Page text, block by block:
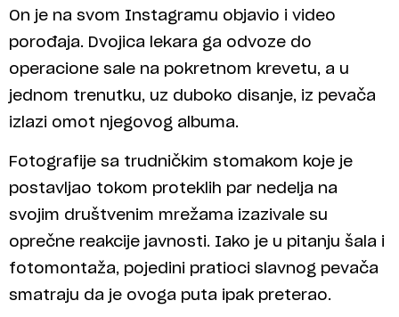
On je na svom Instagramu objavio i video
porođaja. Dvojica lekara ga odvoze do
operacione sale na pokretnom krevetu, a u
jednom trenutku, uz duboko disanje, iz pevača
izlazi omot njegovog albuma.
Fotografije sa trudničkim stomakom koje je
postavljao tokom proteklih par nedelja na
svojim društvenim mrežama izazivale su
oprečne reakcije javnosti. Iako je u pitanju šala i
fotomontaža, pojedini pratioci slavnog pevača
smatraju da je ovoga puta ipak preterao.